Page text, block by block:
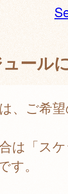
ール
、ご希
は「ス
す。